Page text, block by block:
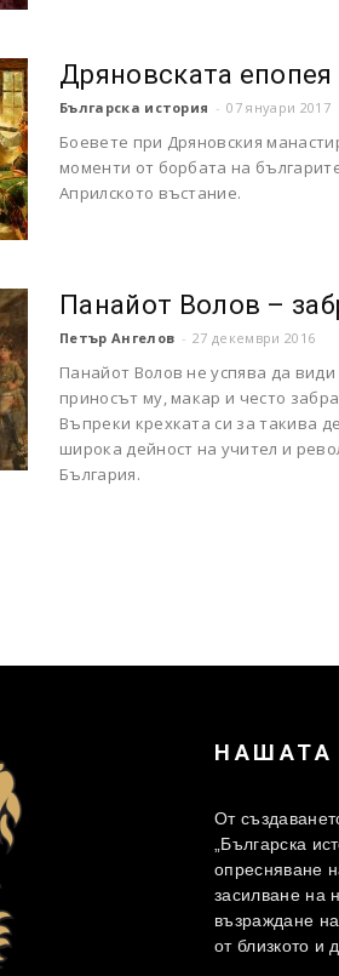
Дряновската епопея
Българска история - 07 януари 2017
Боевете при Дряновския
моменти от борбата на
Априлското въстание.
Панайот Волов –
Петър Ангелов - 27 декември 2016
Панайот Волов не успява да
приносът му, макар и често
Въпреки крехката си за такива
широка дейност на учител и
България.
НАШАТА
От
„Българска
опресняване
засилване на
възраждане
от близкото и